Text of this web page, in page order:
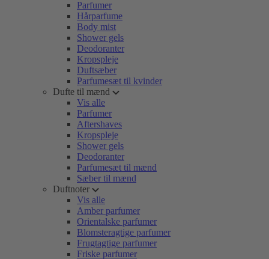
Parfumer
Hårparfume
Body mist
Shower gels
Deodoranter
Kropspleje
Duftsæber
Parfumesæt til kvinder
Dufte til mænd
Vis alle
Parfumer
Aftershaves
Kropspleje
Shower gels
Deodoranter
Parfumesæt til mænd
Sæber til mænd
Duftnoter
Vis alle
Amber parfumer
Orientalske parfumer
Blomsteragtige parfumer
Frugtagtige parfumer
Friske parfumer